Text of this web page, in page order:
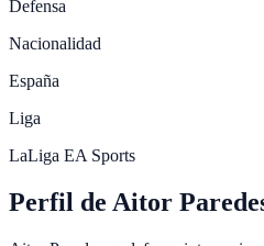
Defensa
Nacionalidad
España
Liga
LaLiga EA Sports
Perfil de Aitor